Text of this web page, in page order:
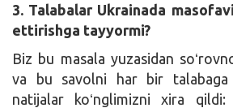
3. Talabalar Ukrainada
ettirishga tayyormi?
Biz bu masala yuzasidan
va bu savolni har bir talabaga
natijalar koʻnglimizni xira qildi: